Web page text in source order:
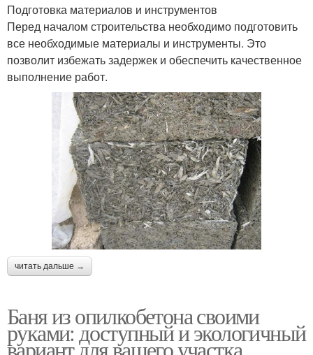
Подготовка материалов и инструментов
Перед началом строительства необходимо подготовить
все необходимые материалы и инструменты. Это
позволит избежать задержек и обеспечить качественное
выполнение работ.
читать дальше →
Баня из опилкобетона своими
руками: доступный и экологичный
вариант для вашего участка